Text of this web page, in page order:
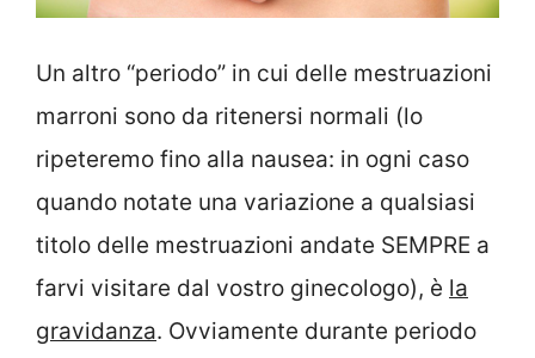
Un altro “periodo” in cui delle mestruazioni
marroni sono da ritenersi normali (lo
ripeteremo fino alla nausea: in ogni caso
quando notate una variazione a qualsiasi
titolo delle mestruazioni andate SEMPRE a
farvi visitare dal vostro ginecologo), è la
gravidanza. Ovviamente durante periodo